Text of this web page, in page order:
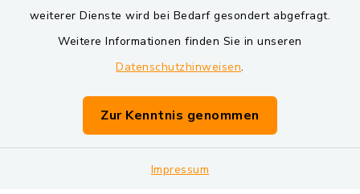
weiterer Dienste wird bei Bedarf gesondert abgefragt.
Weitere Informationen finden Sie in unseren
Datenschutzhinweisen.
Zur Kenntnis genommen
Impressum
Barrierefreiheit
Impressum
Sitemap